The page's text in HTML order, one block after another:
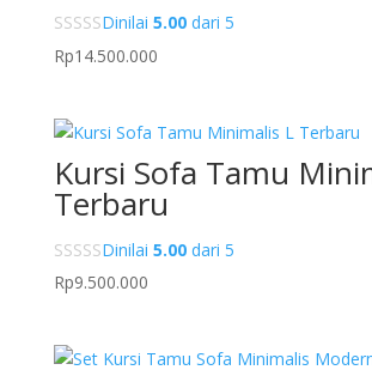
Dinilai 5.00dari 5
Rp14.500.000
Kursi Sofa Tamu
Terbaru
Dinilai 5.00dari 5
Rp9.500.000